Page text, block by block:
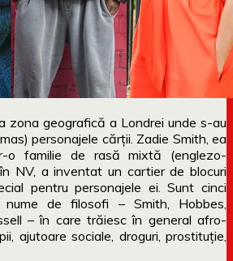
zona geografică a Londrei unde s-au
personajele cărții. Zadie Smith, ea
o familie de rasă mixtă (englezo-
NV, a inventat un cartier de blocuri
pentru personajele ei. Sunt cinci
de filosofi – Smith, Hobbes,
– în care trăiesc în general afro-
ajutoare sociale, droguri, prostituție,